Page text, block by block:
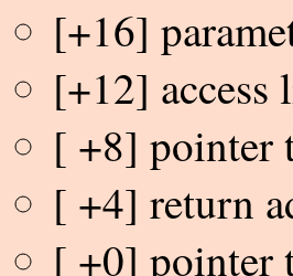
[+16]
[+12]
[ +8] pointer
[ +4] return
[ +0] pointer